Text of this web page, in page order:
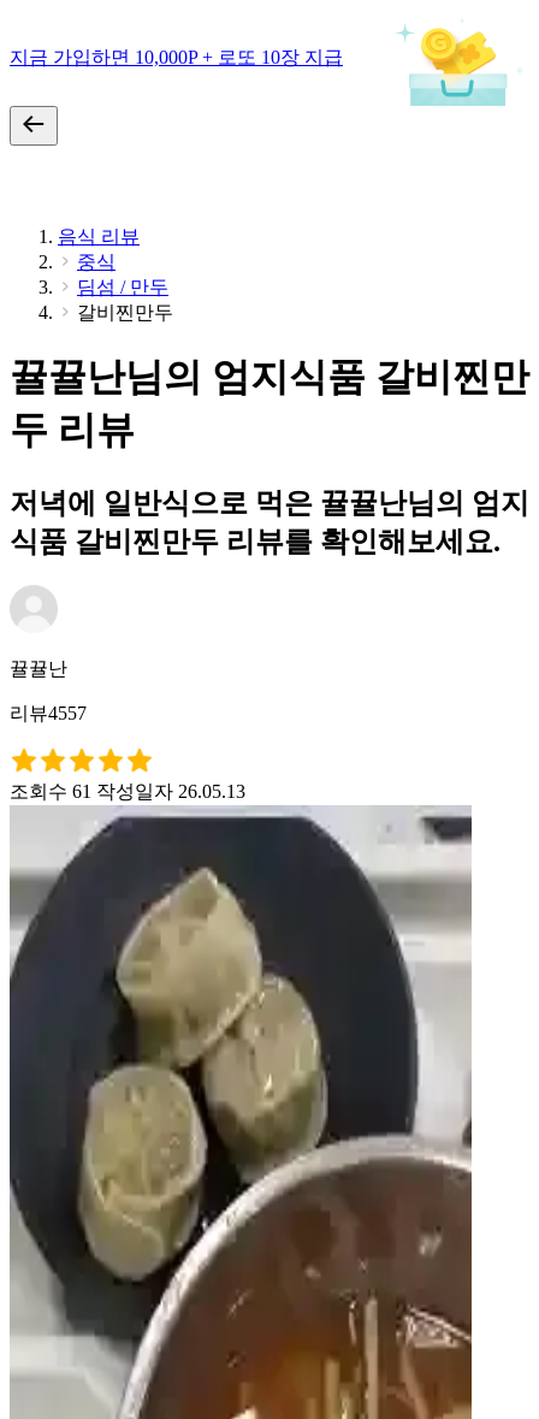
지금 가입하면 10,000P + 로또 10장 지급
음식 리뷰
중식
딤섬 / 만두
갈비찐만두
뀰뀰난님의 엄지식품 갈비찐만
두 리뷰
저녁에 일반식으로 먹은 뀰뀰난님의 엄지
식품 갈비찐만두 리뷰를 확인해보세요.
뀰뀰난
리뷰4557
조회수 61 작성일자 26.05.13